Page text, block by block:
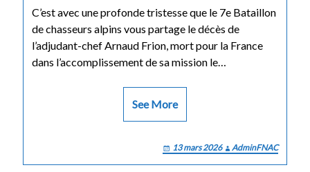
C’est avec une profonde tristesse que le 7e Bataillon
de chasseurs alpins vous partage le décès de
l’adjudant-chef Arnaud Frion, mort pour la France
dans l’accomplissement de sa mission le…
See More
13 mars 2026 AdminFNAC